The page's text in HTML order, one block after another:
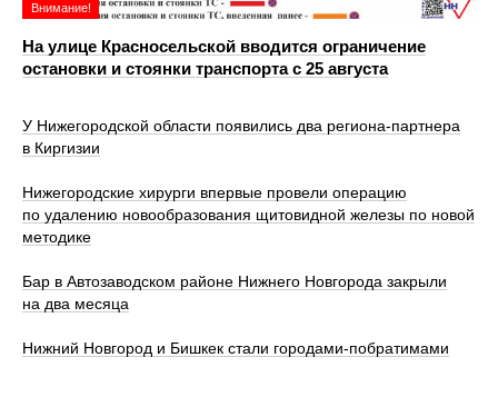
Внимание!
На улице Красносельской вводится ограничение
остановки и стоянки транспорта с 25 августа
У Нижегородской области появились два региона-партнера
в Киргизии
Нижегородские хирурги впервые провели операцию
по удалению новообразования щитовидной железы по новой
методике
Бар в Автозаводском районе Нижнего Новгорода закрыли
на два месяца
Нижний Новгород и Бишкек стали городами-побратимами